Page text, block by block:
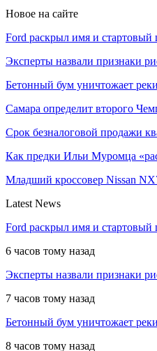
Новое на сайте
Ford раскрыл имя и
Эксперты назвали признаки
Бетонный бум уничтожает
Самара определит второго
Срок безналоговой продажи
Как предки Ильи Муромца
Младший кроссовер Nissan
Latest News
Ford раскрыл имя и стартовый
6 часов тому назад
Эксперты назвали признаки
7 часов тому назад
Бетонный бум уничтожает
8 часов тому назад